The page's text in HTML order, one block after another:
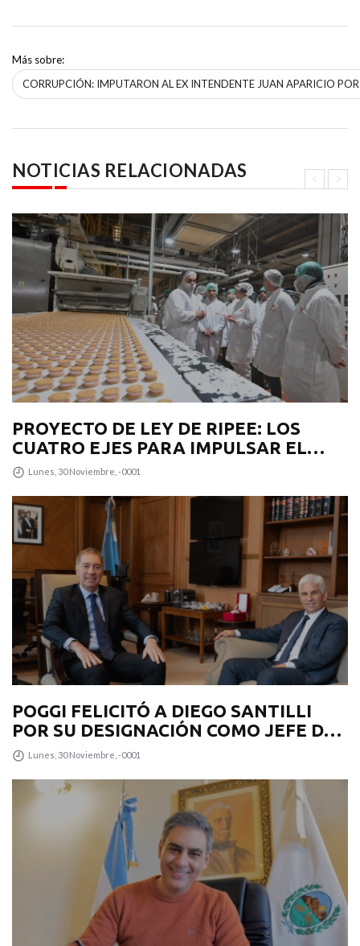
Más sobre:
CORRUPCIÓN: IMPUTARON AL EX INTENDENTE JUAN APARICIO
NOTICIAS RELACIONADAS
PROYECTO DE LEY DE RIPEE: LOS
CUATRO EJES PARA IMPULSAR EL
DESARROLLO PRODUCTIVO EN LA
Lunes, 30 Noviembre, -0001
POGGI FELICITÓ A DIEGO SANTILLI
POR SU DESIGNACIÓN COMO JEFE DE
GABINETE
Lunes, 30 Noviembre, -0001